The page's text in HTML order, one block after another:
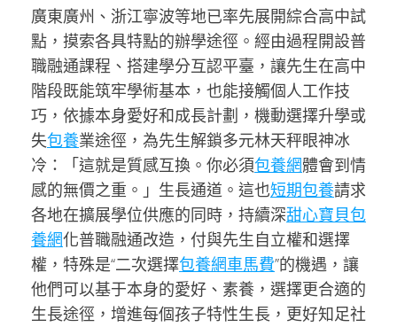
廣東廣州、浙江寧波等地已率先展開綜合高中試
點，摸索各具特點的辦學途徑。經由過程開設普
職融通課程、搭建學分互認平臺，讓先生在高中
階段既能筑牢學術基本，也能接觸個人工作技
巧，依據本身愛好和成長計劃，機動選擇升學或
失包養業途徑，為先生解鎖多元林天秤眼神冰
冷：「這就是質感互換。你必須包養網體會到情
感的無價之重。」生長通道。這也短期包養請求
各地在擴展學位供應的同時，持續深甜心寶貝包
養網化普職融通改造，付與先生自立權和選擇
權，特殊是“二次選擇包養網車馬費”的機遇，讓
他們可以基于本身的愛好、素養，選擇更合適的
生長途徑，增進每個孩子特性生長，更好知足社